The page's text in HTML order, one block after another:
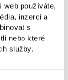
web používáte,
inzerci a
s
nebo které
služby.